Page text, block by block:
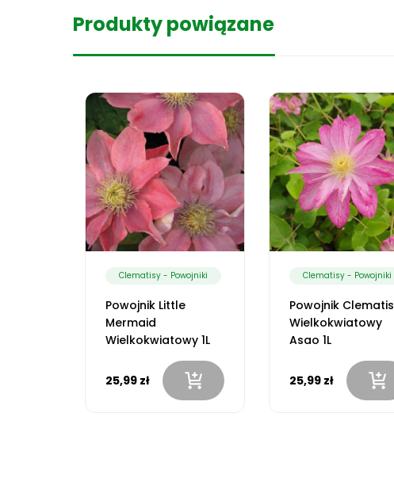
Produkty powiązane
Clematisy - Powojniki
Powojnik Little
Mermaid
Wielkokwiatowy 1L
25,99 zł
Clematisy - Powojniki
Powojnik Clematis
Wielkokwiatowy
Asao 1L
25,99 zł